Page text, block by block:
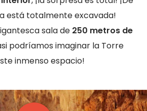
está totalmente excavada!
sala de 250 metros de
podríamos imaginar la Torre
inmenso espacio!